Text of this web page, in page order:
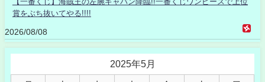
賞をぶち抜いてやる!!!!
2026/08/08
2025年5月